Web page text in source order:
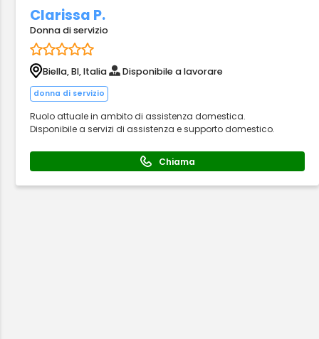
Clarissa P.
Donna di servizio
Biella, BI, Italia Disponibile a lavorare
donna di servizio
Ruolo attuale in ambito di assistenza domestica.
Disponibile a servizi di assistenza e supporto domestico.
Chiama